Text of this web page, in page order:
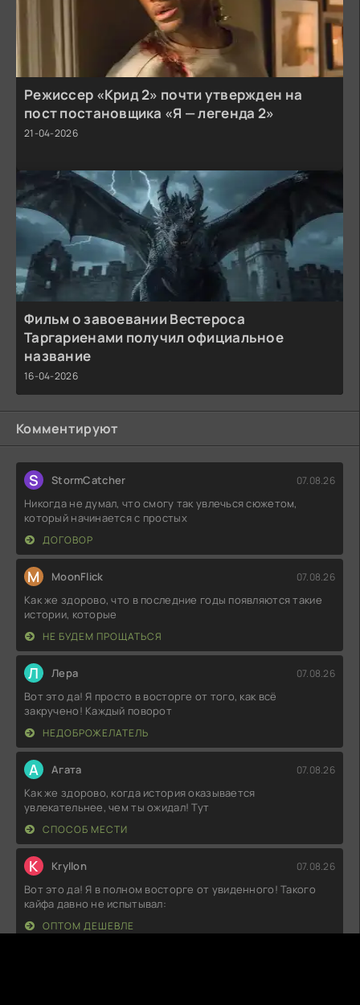
Режиссер «Крид 2» почти утвержден на
пост постановщика «Я — легенда 2»
21-04-2026
Фильм о завоевании Вестероса
Таргариенами получил официальное
название
16-04-2026
Комментируют
S StormCatcher 07.08.26
Никогда не думал, что смогу так увлечься сюжетом,
который начинается с простых
ДОГОВОР
M MoonFlick 07.08.26
Как же здорово, что в последние годы появляются такие
истории, которые
НЕ БУДЕМ ПРОЩАТЬСЯ
Л Лера 07.08.26
Вот это да! Я просто в восторге от того, как всё
закручено! Каждый поворот
НЕДОБРОЖЕЛАТЕЛЬ
А Агата 07.08.26
Как же здорово, когда история оказывается
увлекательнее, чем ты ожидал! Тут
СПОСОБ МЕСТИ
K Kryllon 07.08.26
Вот это да! Я в полном восторге от увиденного! Такого
кайфа давно не испытывал:
ОПТОМ ДЕШЕВЛЕ